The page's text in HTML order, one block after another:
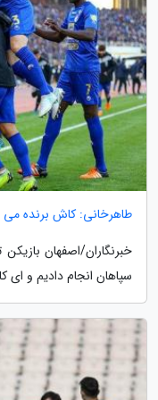
طاهرخانی: کاش برنده
خبرنگاران/اصفهان
سپاهان انجام دادیم و